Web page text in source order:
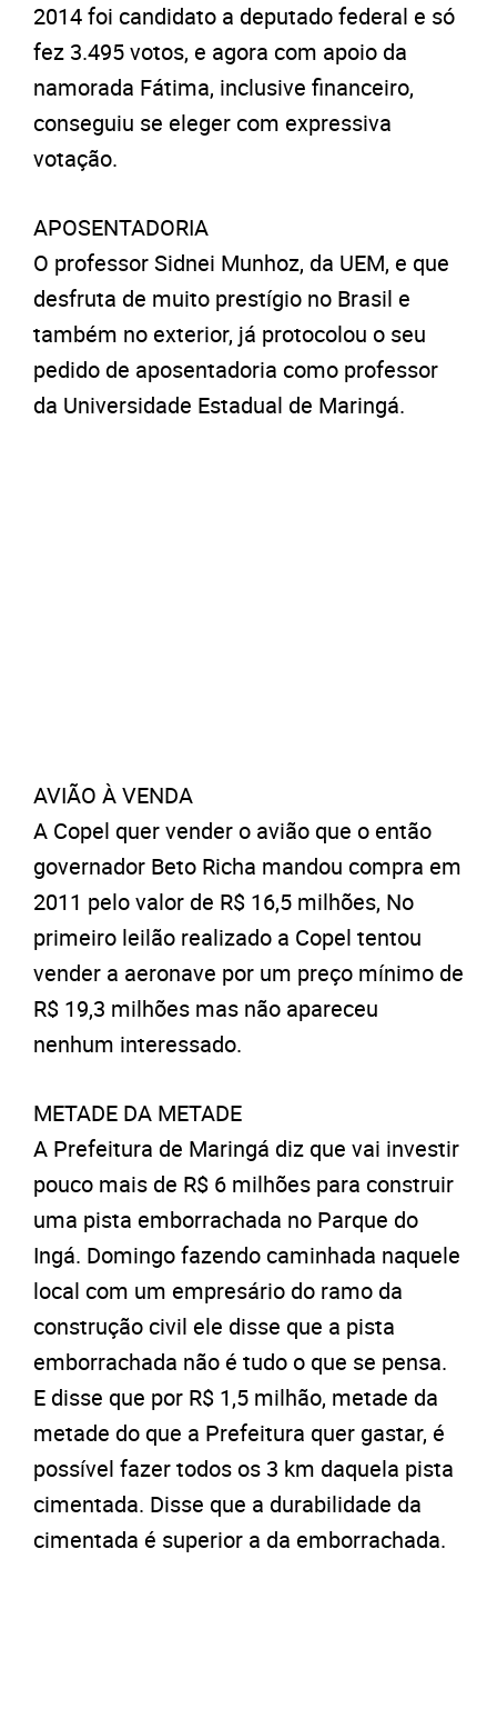
2014 foi candidato a deputado federal e só
fez 3.495 votos, e agora com apoio da
namorada Fátima, inclusive financeiro,
conseguiu se eleger com expressiva
votação.
APOSENTADORIA
O professor Sidnei Munhoz, da UEM, e que
desfruta de muito prestígio no Brasil e
também no exterior, já protocolou o seu
pedido de aposentadoria como professor
da Universidade Estadual de Maringá.
AVIÃO À VENDA
A Copel quer vender o avião que o então
governador Beto Richa mandou compra em
2011 pelo valor de R$ 16,5 milhões, No
primeiro leilão realizado a Copel tentou
vender a aeronave por um preço mínimo de
R$ 19,3 milhões mas não apareceu
nenhum interessado.
METADE DA METADE
A Prefeitura de Maringá diz que vai investir
pouco mais de R$ 6 milhões para construir
uma pista emborrachada no Parque do
Ingá. Domingo fazendo caminhada naquele
local com um empresário do ramo da
construção civil ele disse que a pista
emborrachada não é tudo o que se pensa.
E disse que por R$ 1,5 milhão, metade da
metade do que a Prefeitura quer gastar, é
possível fazer todos os 3 km daquela pista
cimentada. Disse que a durabilidade da
cimentada é superior a da emborrachada.